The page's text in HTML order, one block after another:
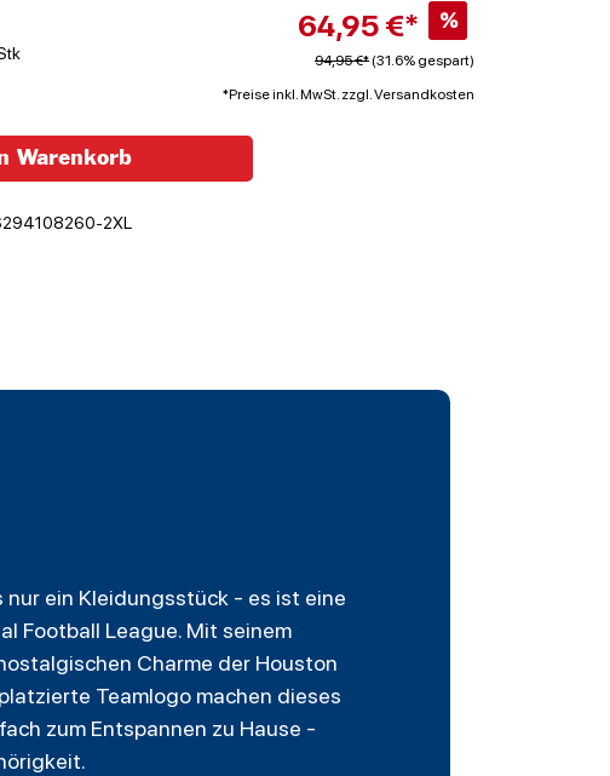
64,95 €* %
94,95 €* (31.6% gespart)
*Preise inkl. MwSt. zzgl. Versandkosten
Warenkorb
2XL
nur ein Kleidungsstück - es ist eine
Football League. Mit seinem
Charme der Houston
Teamlogo machen dieses
zum Entspannen zu Hause -